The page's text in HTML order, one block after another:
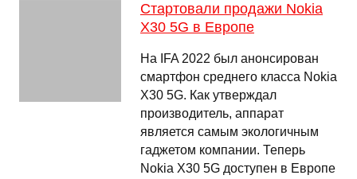
Стартовали продажи Nokia
X30 5G в Европе
На IFA 2022 был анонсирован
смартфон среднего класса Nokia
X30 5G. Как утверждал
производитель, аппарат
является самым экологичным
гаджетом компании. Теперь
Nokia X30 5G доступен в Европе